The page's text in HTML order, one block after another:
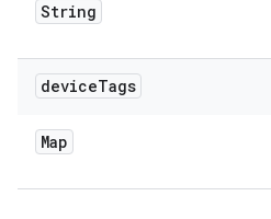
String
deviceTags
Map